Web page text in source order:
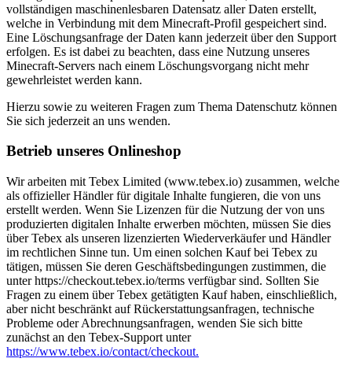
vollständigen maschinenlesbaren Datensatz aller Daten erstellt,
welche in Verbindung mit dem Minecraft-Profil gespeichert sind.
Eine Löschungsanfrage der Daten kann jederzeit über den Support
erfolgen. Es ist dabei zu beachten, dass eine Nutzung unseres
Minecraft-Servers nach einem Löschungsvorgang nicht mehr
gewehrleistet werden kann.
Hierzu sowie zu weiteren Fragen zum Thema Datenschutz können
Sie sich jederzeit an uns wenden.
Betrieb unseres Onlineshop
Wir arbeiten mit Tebex Limited (www.tebex.io) zusammen, welche
als offizieller Händler für digitale Inhalte fungieren, die von uns
erstellt werden. Wenn Sie Lizenzen für die Nutzung der von uns
produzierten digitalen Inhalte erwerben möchten, müssen Sie dies
über Tebex als unseren lizenzierten Wiederverkäufer und Händler
im rechtlichen Sinne tun. Um einen solchen Kauf bei Tebex zu
tätigen, müssen Sie deren Geschäftsbedingungen zustimmen, die
unter https://checkout.tebex.io/terms verfügbar sind. Sollten Sie
Fragen zu einem über Tebex getätigten Kauf haben, einschließlich,
aber nicht beschränkt auf Rückerstattungsanfragen, technische
Probleme oder Abrechnungsanfragen, wenden Sie sich bitte
zunächst an den Tebex-Support unter
https://www.tebex.io/contact/checkout.